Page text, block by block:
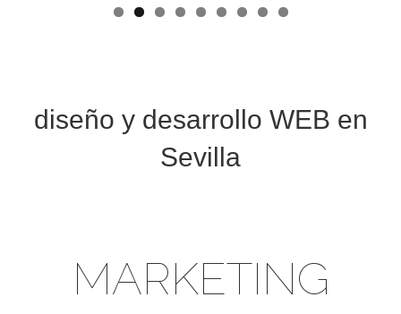
diseño y desarrollo WEB en
Sevilla
MARKETING